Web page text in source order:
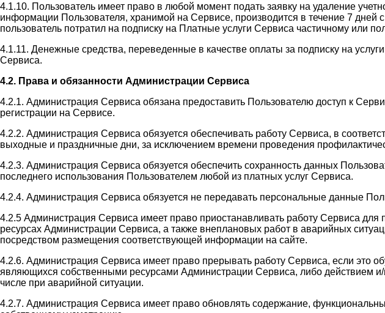
4.1.10. Пользователь имеет право в любой момент подать заявку на удаление
информации Пользователя, хранимой на Сервисе, производится в течение 7 дней
пользователь потратил на подписку на Платные услуги Сервиса частичному или
4.1.11. Денежные средства, переведенные в качестве оплаты за подписку на
Сервиса.
4.2. Права и обязанности Администрации Сервиса
4.2.1. Администрация Сервиса обязана предоставить Пользователю доступ к
регистрации на Сервисе.
4.2.2. Администрация Сервиса обязуется обеспечивать работу Сервиса, в
выходные и праздничные дни, за исключением времени проведения
4.2.3. Администрация Сервиса обязуется обеспечить сохранность данных
последнего использования Пользователем любой из платных услуг Сервиса.
4.2.4. Администрация Сервиса обязуется не передавать персональные данные
4.2.5 Администрация Сервиса имеет право приостанавливать работу Сервиса
ресурсах Администрации Сервиса, а также внеплановых работ в аварийных
посредством размещения соответствующей информации на сайте.
4.2.6. Администрация Сервиса имеет право прерывать работу Сервиса, если это
являющихся собственными ресурсами Администрации Сервиса, либо действием
числе при аварийной ситуации.
4.2.7. Администрация Сервиса имеет право обновлять содержание,